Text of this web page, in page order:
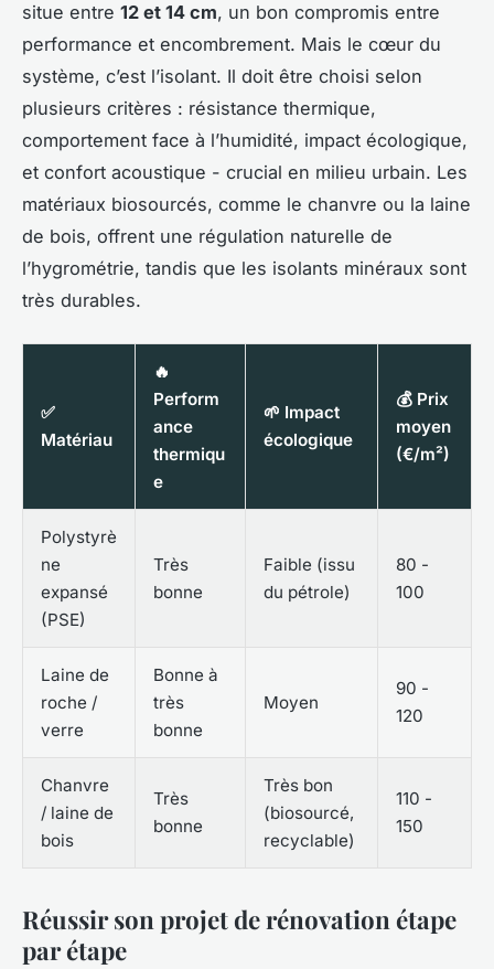
situe entre 12 et 14 cm, un bon compromis entre
performance et encombrement. Mais le cœur du
système, c’est l’isolant. Il doit être choisi selon
plusieurs critères : résistance thermique,
comportement face à l’humidité, impact écologique,
et confort acoustique - crucial en milieu urbain. Les
matériaux biosourcés, comme le chanvre ou la laine
de bois, offrent une régulation naturelle de
l’hygrométrie, tandis que les isolants minéraux sont
très durables.
✅
Matériau
🔥
Perform
ance
thermiqu
e
🌱 Impact
écologique
💰 Prix
moyen
(€/m²)
Polystyrè
ne
expansé
(PSE)
Très
bonne
Faible (issu
du pétrole)
80 -
100
Laine de
roche /
verre
Bonne à
très
bonne
Moyen
90 -
120
Chanvre
/ laine de
bois
Très
bonne
Très bon
(biosourcé,
recyclable)
110 -
150
Réussir son projet de rénovation étape
par étape